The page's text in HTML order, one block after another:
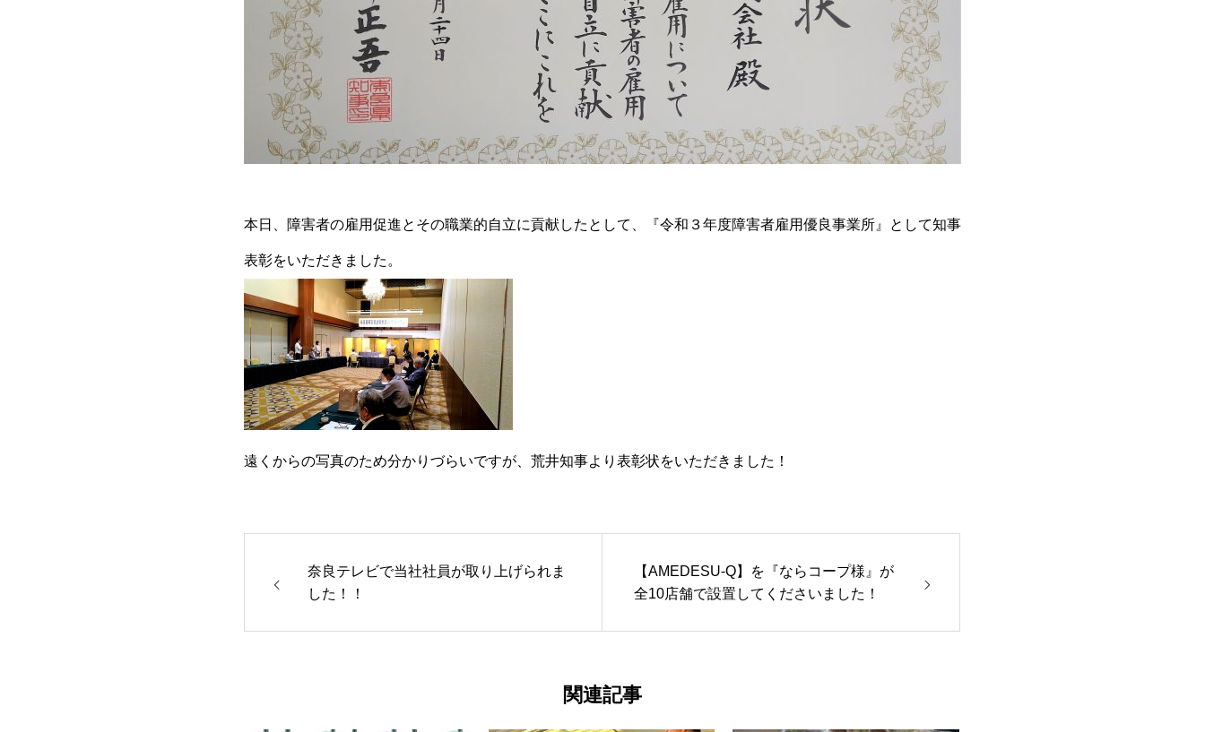
本日、障害者の雇用促進とその職業的自立に貢献したとして、『令和３年度障害者雇用優良事業所』として知事
表彰をいただきました。
遠くからの写真のため分かりづらいですが、荒井知事より表彰状をいただきました！
奈良テレビで当社社員が取り上げられま
した！！
【AMEDESU-Q】を『ならコープ様』が
全10店舗で設置してくださいました！
関連記事